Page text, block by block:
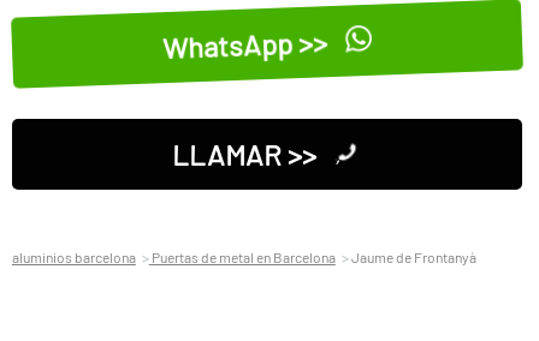
WhatsApp >>
LLAMAR >>
aluminios barcelona Puertas de metal en Barcelona Jaume de Frontanyà